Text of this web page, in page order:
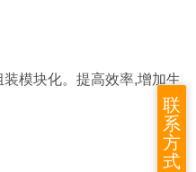
模块化。提高效率,增加生
联
系
方
式